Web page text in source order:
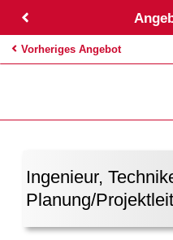
Vorheriges Angebot
Ingenieur,
Planung/